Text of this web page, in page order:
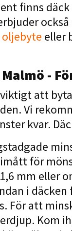
finns
oljebyte eller
Malmö -
att
Vi
kvar.
för
mm eller
i
För att
Kom